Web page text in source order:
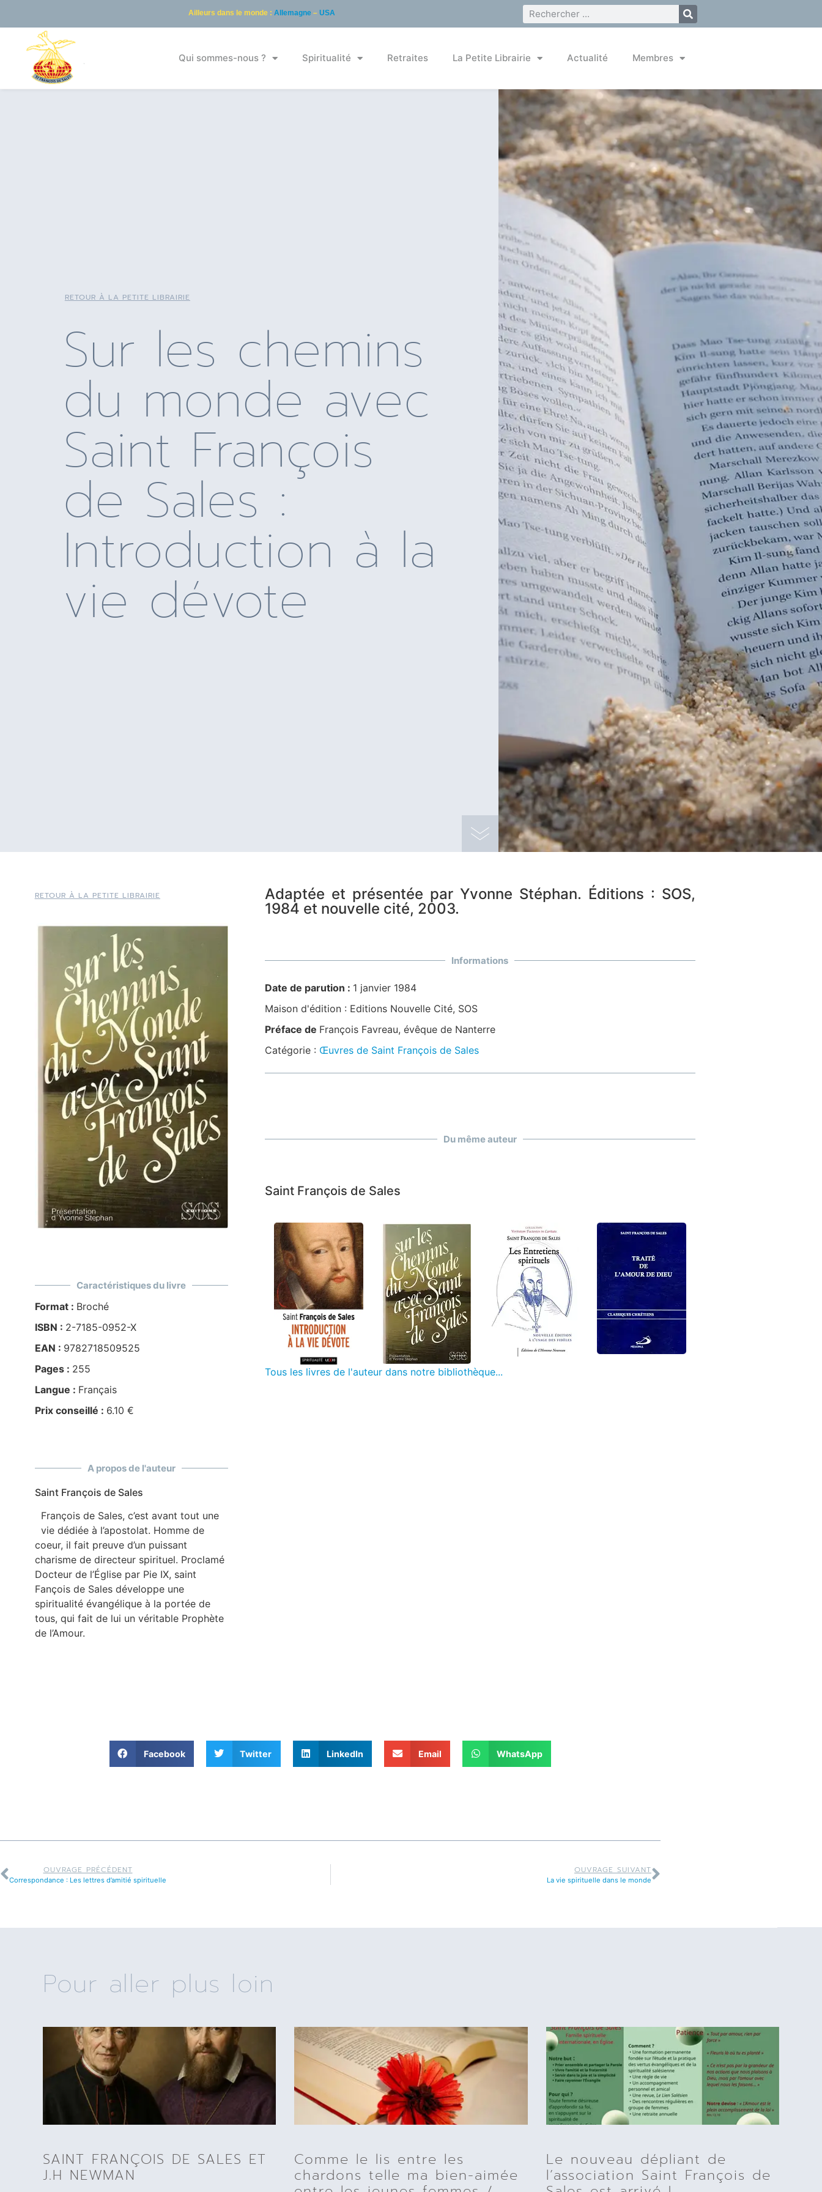
Ailleurs dans le monde : Allemagne– USA
Qui sommes-nous ? Spiritualité Retraites La Petite Librairie Actualité Membres
RETOUR À LA PETITE LIBRAIRIE
Sur les chemins
du monde avec
Saint François
de Sales :
Introduction à la
vie dévote
RETOUR À LA PETITE LIBRAIRIE
Caractéristiques du livre
Format : Broché
ISBN : 2-7185-0952-X
EAN : 9782718509525
Pages : 255
Langue : Français
Prix conseillé : 6.10 €
A propos de l'auteur
Saint François de Sales
François de Sales, c’est avant tout une
vie dédiée à l’apostolat. Homme de
coeur, il fait preuve d’un puissant
charisme de directeur spirituel. Proclamé
Docteur de l’Église par Pie IX, saint
Fançois de Sales développe une
spiritualité évangélique à la portée de
tous, qui fait de lui un véritable Prophète
de l’Amour.
Adaptée et présentée par Yvonne Stéphan. Éditions : SOS,
1984 et nouvelle cité, 2003.
Informations
Date de parution : 1 janvier 1984
Maison d'édition : Editions Nouvelle Cité, SOS
Préface de François Favreau, évêque de Nanterre
Catégorie : Œuvres de Saint François de Sales
Du même auteur
Saint François de Sales
Tous les livres de l'auteur dans notre bibliothèque...
Facebook Twitter LinkedIn Email WhatsApp
OUVRAGE PRÉCÉDENT
Correspondance : Les lettres d’amitié spirituelle
OUVRAGE SUIVANT
La vie spirituelle dans le monde
Pour aller plus loin
SAINT FRANÇOIS DE SALES ET
J.H NEWMAN
Comme le lis entre les
chardons telle ma bien-aimée
Le nouveau dépliant de
l’association Saint François de